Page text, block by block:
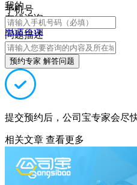
我的
在线咨询
电话咨询
手机号
问题描述
预约专家 解答问题
提交预约后，公司宝专家会尽
相关文章 查看更多